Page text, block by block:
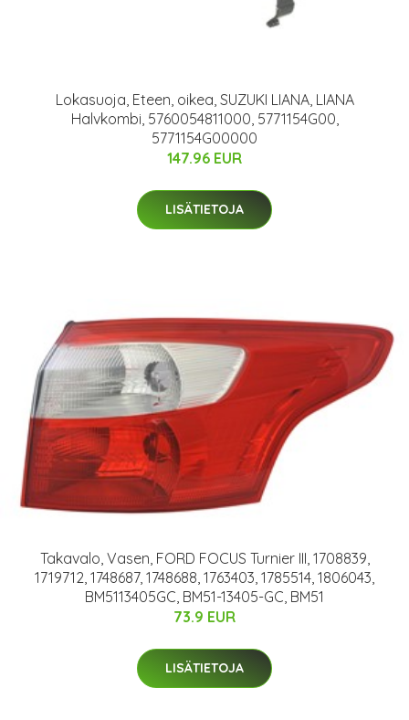
Lokasuoja, Eteen, oikea, SUZUKI LIANA, LIANA
Halvkombi, 5760054811000, 5771154G00,
5771154G00000
147.96 EUR
LISÄTIETOJA
Takavalo, Vasen, FORD FOCUS Turnier III, 1708839,
1719712, 1748687, 1748688, 1763403, 1785514, 1806043,
BM5113405GC, BM51-13405-GC, BM51
73.9 EUR
LISÄTIETOJA